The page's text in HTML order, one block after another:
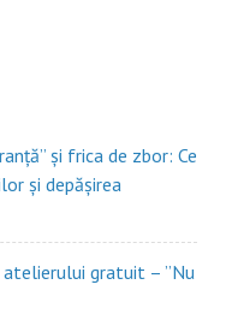
și frica de zbor: Ce
și depășirea
gratuit – ”Nu